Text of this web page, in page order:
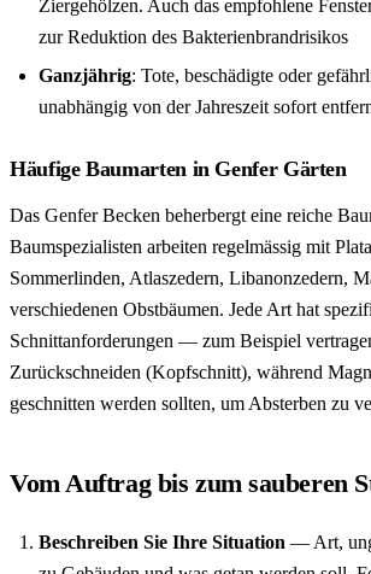
Ziergehölzen. Auch das empfohlene
zur Reduktion des Bakterienbrandrisikos
Ganzjährig: Tote, beschädigte oder
unabhängig von der Jahreszeit sofort
Häufige Baumarten in Genfer Gärten
Das Genfer Becken beherbergt eine reiche
Baumspezialisten arbeiten regelmässig mit
Sommerlinden, Atlaszedern, Libanonzedern,
verschiedenen Obstbäumen. Jede Art hat
Schnittanforderungen — zum Beispiel
Zurückschneiden (Kopfschnitt), während
geschnitten werden sollten, um Absterben zu
Vom Auftrag bis zum sauberen
Beschreiben Sie Ihre Situation — Art,